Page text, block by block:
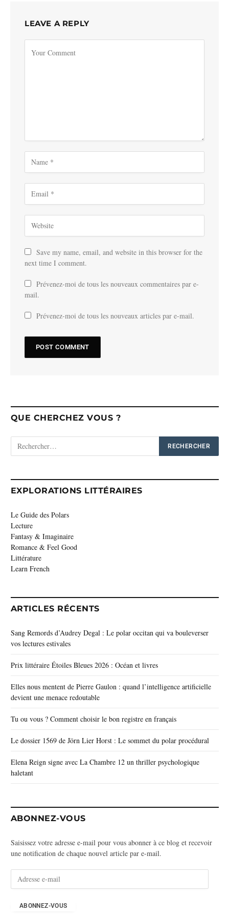
LEAVE A REPLY
Save my name, email, and website in this browser for the
next time I comment.
Prévenez-moi de tous les nouveaux commentaires par e-
mail.
Prévenez-moi de tous les nouveaux articles par e-mail.
QUE CHERCHEZ VOUS ?
EXPLORATIONS LITTÉRAIRES
Le Guide des Polars
Lecture
Fantasy & Imaginaire
Romance & Feel Good
Littérature
Learn French
ARTICLES RÉCENTS
Sang Remords d’Audrey Degal : Le polar occitan qui va bouleverser
vos lectures estivales
Prix littéraire Étoiles Bleues 2026 : Océan et livres
Elles nous mentent de Pierre Gaulon : quand l’intelligence artificielle
devient une menace redoutable
Tu ou vous ? Comment choisir le bon registre en français
Le dossier 1569 de Jörn Lier Horst : Le sommet du polar procédural
Elena Reign signe avec La Chambre 12 un thriller psychologique
haletant
ABONNEZ-VOUS
Saisissez votre adresse e-mail pour vous abonner à ce blog et recevoir
une notification de chaque nouvel article par e-mail.
ABONNEZ-VOUS